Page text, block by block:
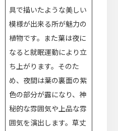
具で描いたような美しい
模様が出来る所が魅力の
植物です。また葉は夜に
なると就眠運動により立
ち上がります。そのた
め、夜間は葉の裏面の紫
色の部分が露になり、神
秘的な雰囲気や上品な雰
囲気を演出します。草丈